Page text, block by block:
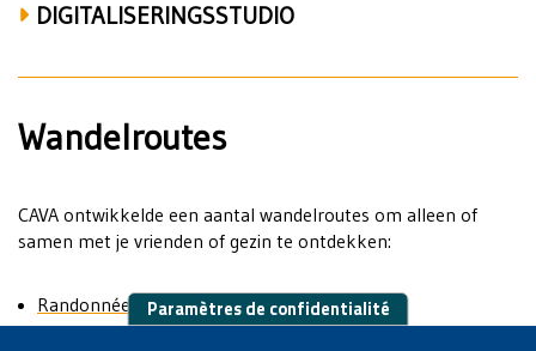
DIGITALISERINGSSTUDIO
Wandelroutes
CAVA ontwikkelde een aantal wandelroutes om alleen of
samen met je vrienden of gezin te ontdekken:
Randonnée culturelle Saint-Verhaegen
Paramètres de confidentialité